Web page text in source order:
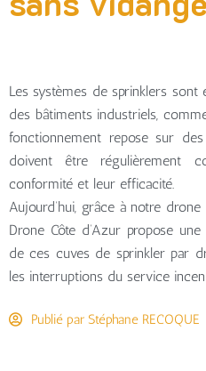
Les systèmes de sprinklers sont
des bâtiments industriels,
fonctionnement repose sur
doivent être régulièrement
conformité et leur efficacité.
Aujourd’hui, grâce à notre
Drone Côte d’Azur propose
de ces cuves de sprinkler par
les interruptions du service
Publié par Stéphane RECOQUE